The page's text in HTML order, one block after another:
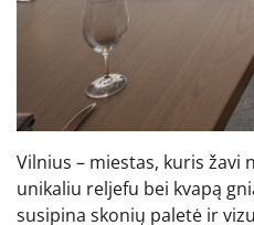
Vilnius – miestas, kuris
unikaliu reljefu bei kvapą
susipina skonių paletė ir